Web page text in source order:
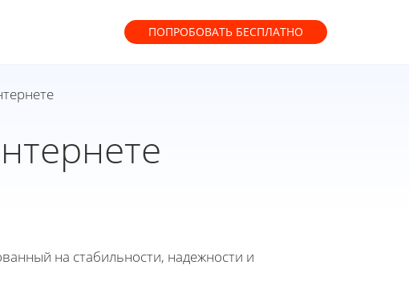
ПОПРОБОВАТЬ БЕСПЛАТНО
на стабильности, надежности и